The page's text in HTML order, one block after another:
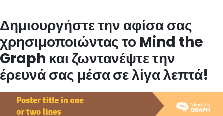
Δημιουργήστε την αφίσα σας
χρησιμοποιώντας το Mind the
Graph και ζωντανέψτε την
έρευνά σας μέσα σε λίγα λεπτά!